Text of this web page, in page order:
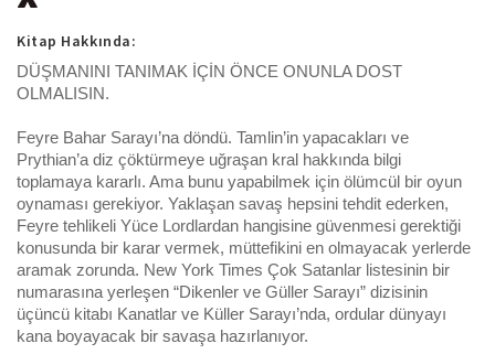
Kitap Hakkında:
DÜŞMANINI TANIMAK İÇİN ÖNCE ONUNLA DOST
OLMALISIN.
Feyre Bahar Sarayı’na döndü. Tamlin’in yapacakları ve
Prythian’a diz çöktürmeye uğraşan kral hakkında bilgi
toplamaya kararlı. Ama bunu yapabilmek için ölümcül bir oyun
oynaması gerekiyor. Yaklaşan savaş hepsini tehdit ederken,
Feyre tehlikeli Yüce Lordlardan hangisine güvenmesi gerektiği
konusunda bir karar vermek, müttefikini en olmayacak yerlerde
aramak zorunda. New York Times Çok Satanlar listesinin bir
numarasına yerleşen “Dikenler ve Güller Sarayı” dizisinin
üçüncü kitabı Kanatlar ve Küller Sarayı’nda, ordular dünyayı
kana boyayacak bir savaşa hazırlanıyor.